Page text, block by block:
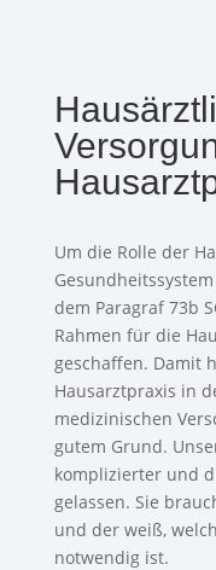
Um die Rolle der
dem Paragraf 73b
Rahmen für die
geschaffen. Damit
Hausarztpraxis in
medizinischen
gutem Grund.
komplizierter und
gelassen. Sie
und der weiß,
notwendig ist.